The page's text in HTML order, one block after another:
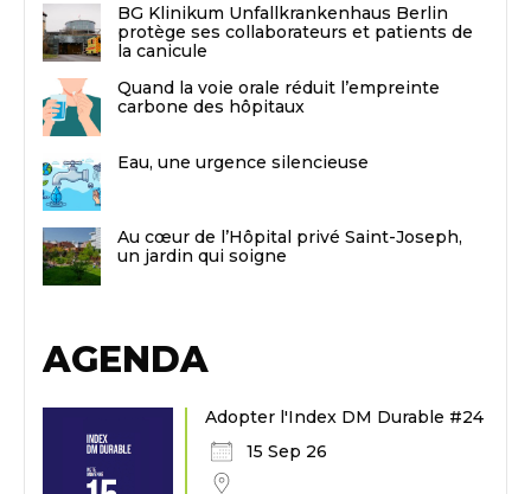
BG Klinikum Unfallkrankenhaus Berlin
protège ses collaborateurs et patients de
la canicule
Quand la voie orale réduit l’empreinte
carbone des hôpitaux
Eau, une urgence silencieuse
Au cœur de l’Hôpital privé Saint-Joseph,
un jardin qui soigne
AGENDA
Adopter l'Index DM Durable #24
15 Sep 26